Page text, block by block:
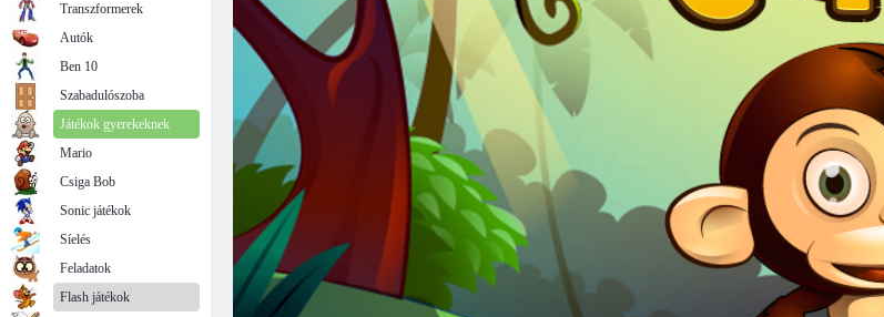
Transzformerek
Autók
Ben 10
Szabadulószoba
Játékok gyerekeknek
Mario
Csiga Bob
Sonic játékok
Síelés
Feladatok
Flash játékok